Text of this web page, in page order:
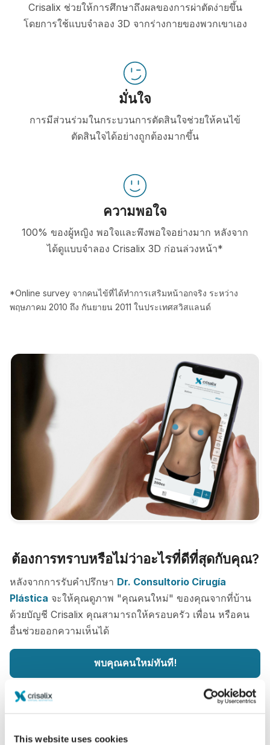
This website uses cookies
Crisalix ช่วยให้การศึกษาถึงผลของการผ่าตัดง่ายขึ้น
โดยการใช้แบบจำลอง 3D จากร่างกายของพวกเขาเอง
มั่นใจ
การมีส่วนร่วมในกระบวนการตัดสินใจช่วยให้คนไข้
ตัดสินใจได้อย่างถูกต้องมากขึ้น
ความพอใจ
100% ของผู้หญิง พอใจและพึงพอใจอย่างมาก หลังจาก
ได้ดูแบบจำลอง Crisalix 3D ก่อนล่วงหน้า*
*Online survey จากคนไข้ที่ได้ทำการเสริมหน้าอกจริง ระหว่าง
พฤษภาคม 2010 ถึง กันยายน 2011 ในประเทศสวิสแลนด์
ต้องการทราบหรือไม่ว่าอะไรที่ดีที่สุดกับคุณ?
หลังจากการรับคำปรึกษา Dr. Consultorio Cirugía
Plástica จะให้คุณดูภาพ "คุณคนใหม่" ของคุณจากที่บ้าน
ด้วยบัญชี Crisalix คุณสามารถให้ครอบครัว เพื่อน หรือคน
อื่นช่วยออกความเห็นได้
พบคุณคนใหม่ทันที!